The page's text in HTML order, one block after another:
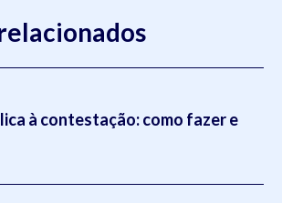
à contestação: como fazer e